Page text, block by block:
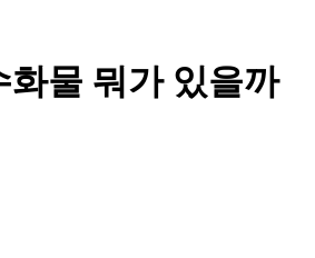
화물 뭐가 있을까